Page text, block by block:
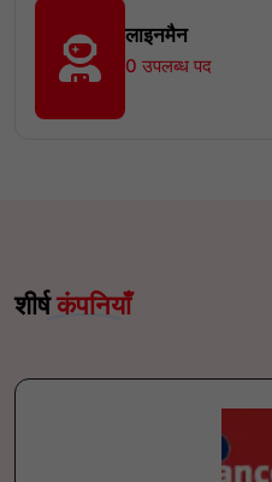
लाइनमैन
0 उपलब्ध पद
शीर्षकंपनियाँ